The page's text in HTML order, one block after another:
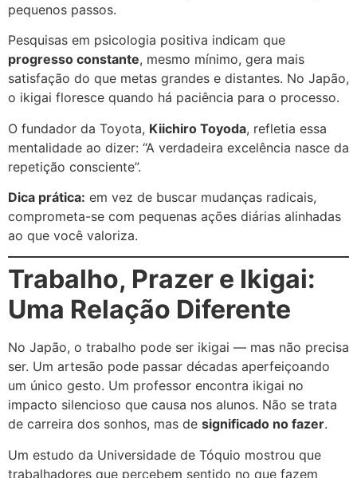
pequenos passos.
Pesquisas em psicologia positiva indicam que
progresso constante, mesmo mínimo, gera mais
satisfação do que metas grandes e distantes. No Japão,
o ikigai floresce quando há paciência para o processo.
O fundador da Toyota, Kiichiro Toyoda, refletia essa
mentalidade ao dizer: “A verdadeira excelência nasce da
repetição consciente”.
Dica prática: em vez de buscar mudanças radicais,
comprometa-se com pequenas ações diárias alinhadas
ao que você valoriza.
Trabalho, Prazer e Ikigai:
Uma Relação Diferente
No Japão, o trabalho pode ser ikigai — mas não precisa
ser. Um artesão pode passar décadas aperfeiçoando
um único gesto. Um professor encontra ikigai no
impacto silencioso que causa nos alunos. Não se trata
de carreira dos sonhos, mas de significado no fazer.
Um estudo da Universidade de Tóquio mostrou que
trabalhadores que percebem sentido no que fazem